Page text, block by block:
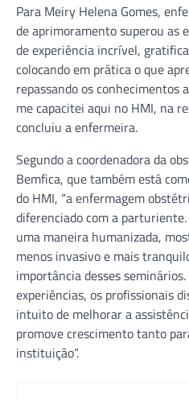
Para Meiry Helena Gomes,
de aprimoramento superou as
de experiência incrível,
colocando em prática o que
repassando os conhecimentos
me capacitei aqui no HMI, na
concluiu a enfermeira.
Segundo a coordenadora da
Bemfica, que também está
do HMI, “a enfermagem
diferenciado com a
uma maneira humanizada,
menos invasivo e mais
importância desses
experiências, os profissionais
intuito de melhorar a
promove crescimento tanto
instituição”.